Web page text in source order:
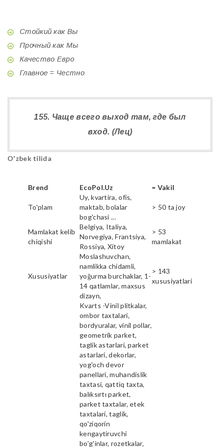
Стойкий как Вы
Прочный как Мы
Качество Евро
Главное = Честно
155. Чаще всего выход там, где был
вход. (Лец)
O'zbek tilida
Brend EcoPol.Uz = Vakil
To'plam
Uy, kvartira, ofis,
maktab, bolalar
bog'chasi ...
> 50 ta joy
Mamlakat kelib
chiqishi
Belgiya, Italiya,
Norvegiya, Frantsiya,
Rossiya, Xitoy
> 53
mamlakat
Xususiyatlar
Moslashuvchan,
namlikka chidamli,
yoğurma burchaklar, 1-
14 qatlamlar, maxsus
dizayn,
> 143
xususiyatlari
Kvarts -Vinil plitkalar,
ombor taxtalari,
bordyuralar, vinil pollar,
geometrik parket,
taglik astarlari, parket
astarlari, dekorlar,
yog'och devor
panellari, muhandislik
taxtasi, qattiq taxta,
balıksırtı parket,
parket taxtalar, etek
taxtalari, taglik,
qo'ziqorin
kengaytiruvchi
bo'g'inlar, rozetkalar,